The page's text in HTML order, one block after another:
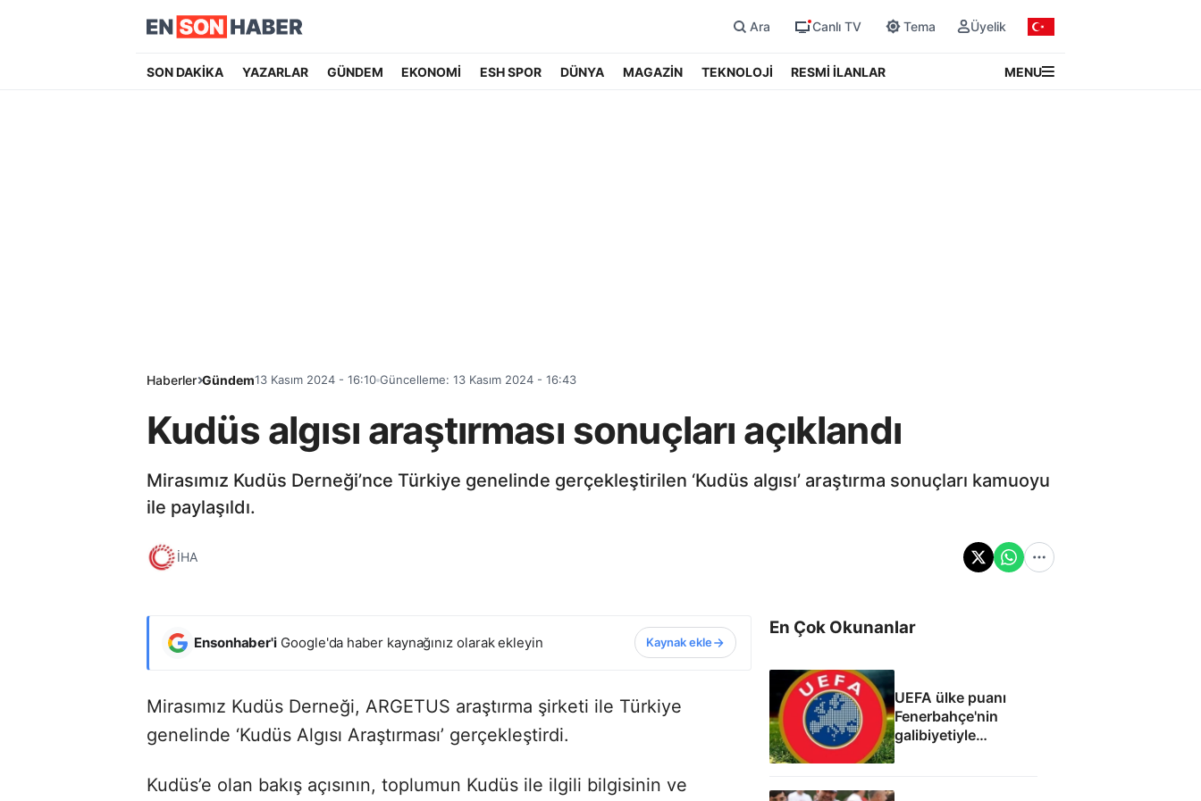
Ara Canlı TV Tema Üyelik
SON DAKİKA YAZARLAR GÜNDEM EKONOMİ ESH SPOR DÜNYA MAGAZİN TEKNOLOJİ RESMİ İLANLAR MENU
Haberler Gündem13 Kasım 2024 - 16:10 Güncelleme: 13 Kasım 2024 - 16:43
Kudüs algısı araştırması sonuçları açıklandı
Mirasımız Kudüs Derneği’nce Türkiye genelinde gerçekleştirilen ‘Kudüs algısı’ araştırma sonuçları kamuoyu
ile paylaşıldı.
İHA
Ensonhaber'i Google'da haber kaynağınız olarak ekleyin Kaynak ekle
Mirasımız Kudüs Derneği, ARGETUS araştırma şirketi ile Türkiye
genelinde ‘Kudüs Algısı Araştırması’ gerçekleştirdi.
Kudüs’e olan bakış açısının, toplumun Kudüs ile ilgili bilgisinin ve
En Çok Okunanlar
UEFA ülke puanı
Fenerbahçe'nin
galibiyetiyle
güncellendi